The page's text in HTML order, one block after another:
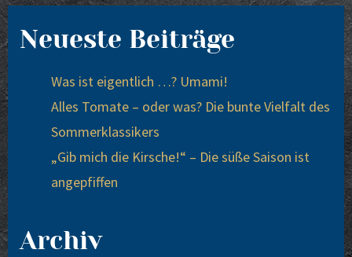
Neueste Beiträge
Was ist eigentlich …? Umami!
Alles Tomate – oder was? Die bunte Vielfalt des
Sommerklassikers
„Gib mich die Kirsche!“ – Die süße Saison ist
angepfiffen
Archiv